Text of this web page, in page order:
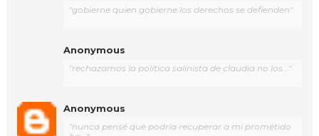
"gobierne quien gobierne los derechos se defienden"
Anonymous
"rechazamos la política salinista de claudia no los..."
Anonymous
"nunca pensé que podría recuperar a mi prometido